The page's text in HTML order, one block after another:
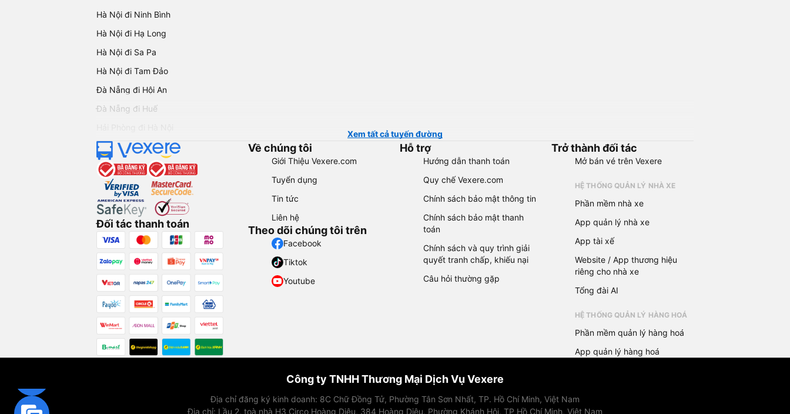
Hà Nội đi Ninh Bình
Hà Nội đi Hạ Long
Hà Nội đi Sa Pa
Hà Nội đi Tam Đảo
Đà Nẵng đi Hội An
Đà Nẵng đi Huế
Xem tất cả tuyến đường
Đối tác thanh toán
Về chúng tôi
Giới Thiệu Vexere.com
Tuyển dụng
Tin tức
Liên hệ
Theo dõi chúng tôi trên
Facebook
Tiktok
Youtube
Hỗ trợ
Hướng dẫn thanh toán
Quy chế Vexere.com
Chính sách bảo mật thông tin
Chính sách bảo mật thanh
toán
Chính sách và quy trình giải
quyết tranh chấp, khiếu nại
Câu hỏi thường gặp
Trở thành đối tác
Mở bán vé trên Vexere
HỆ THỐNG QUẢN LÝ NHÀ XE
Phần mềm nhà xe
App quản lý nhà xe
App tài xế
Website / App thương hiệu
riêng cho nhà xe
Tổng đài AI
HỆ THỐNG QUẢN LÝ HÀNG HOÁ
Phần mềm quản lý hàng hoá
App quản lý hàng hoá
Công ty TNHH Thương Mại Dịch Vụ Vexere
Địa chỉ đăng ký kinh doanh: 8C Chữ Đồng Tử, Phường Tân Sơn Nhất, TP. Hồ Chí Minh, Việt Nam
Địa chỉ: Lầu 2, toà nhà H3 Circo Hoàng Diệu, 384 Hoàng Diệu, Phường Khánh Hội, TP Hồ Chí Minh, Việt Nam